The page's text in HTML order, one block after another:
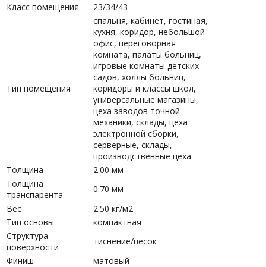
Класс помещения
23/34/43
Тип помещения
спальня, кабинет, гостиная,
кухня, коридор, небольшой
офис, переговорная
комната, палаты больниц,
игровые комнаты детских
садов, холлы больниц,
коридоры и классы школ,
универсальные магазины,
цеха заводов точной
механики, склады, цеха
электронной сборки,
серверные, склады,
производственные цеха
Толщина
2.00 мм
Толщина
транспарента
0.70 мм
Вес
2.50 кг/м2
Тип основы
компактная
Структура
поверхности
тиснение/песок
Финиш
матовый